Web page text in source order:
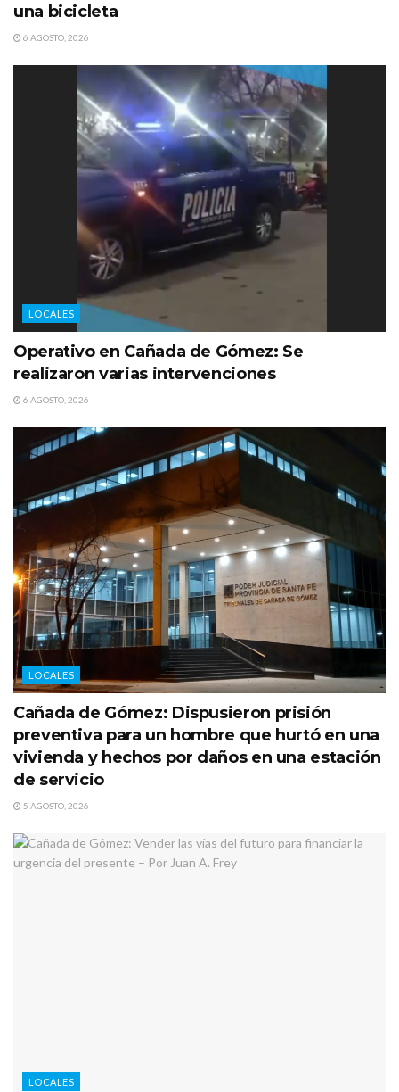
una bicicleta
6 AGOSTO, 2026
LOCALES
Operativo en Cañada de Gómez: Se
realizaron varias intervenciones
6 AGOSTO, 2026
LOCALES
Cañada de Gómez: Dispusieron prisión
preventiva para un hombre que hurtó en una
vivienda y hechos por daños en una estación
de servicio
5 AGOSTO, 2026
LOCALES